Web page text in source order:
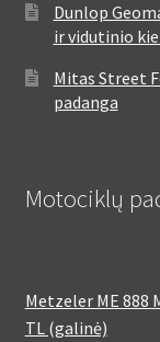
Dunlop
ir vidutinio
Mitas Street
padanga
Motociklų
Metzeler ME 888
TL (galinė)